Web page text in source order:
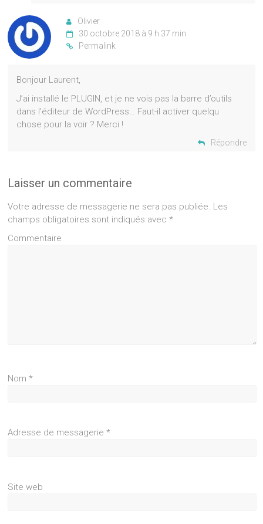
Olivier
30 octobre 2018 à 9 h 37 min
Permalink
Bonjour Laurent,
J’ai installé le PLUGIN, et je ne vois pas la barre d’outils
dans l’éditeur de WordPress… Faut-il activer quelqu
chose pour la voir ? Merci !
Répondre
Laisser un commentaire
Votre adresse de messagerie ne sera pas publiée. Les
champs obligatoires sont indiqués avec*
Commentaire
Nom*
Adresse de messagerie*
Site web